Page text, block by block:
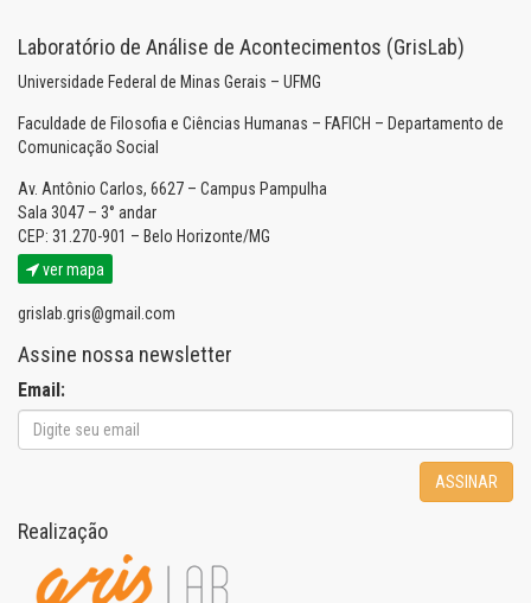
Laboratório de Análise de Acontecimentos (GrisLab)
Universidade Federal de Minas Gerais – UFMG
Faculdade de Filosofia e Ciências Humanas – FAFICH – Departamento de
Comunicação Social
Av. Antônio Carlos, 6627 – Campus Pampulha
Sala 3047 – 3° andar
CEP: 31.270-901 – Belo Horizonte/MG
ver mapa
grislab.gris@gmail.com
Assine nossa newsletter
Email:
ASSINAR
Realização